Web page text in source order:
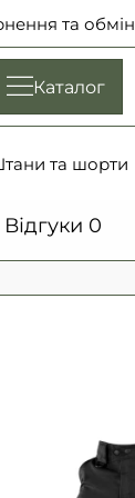
та обмін
Каталог
та шорти
Відгуки 0